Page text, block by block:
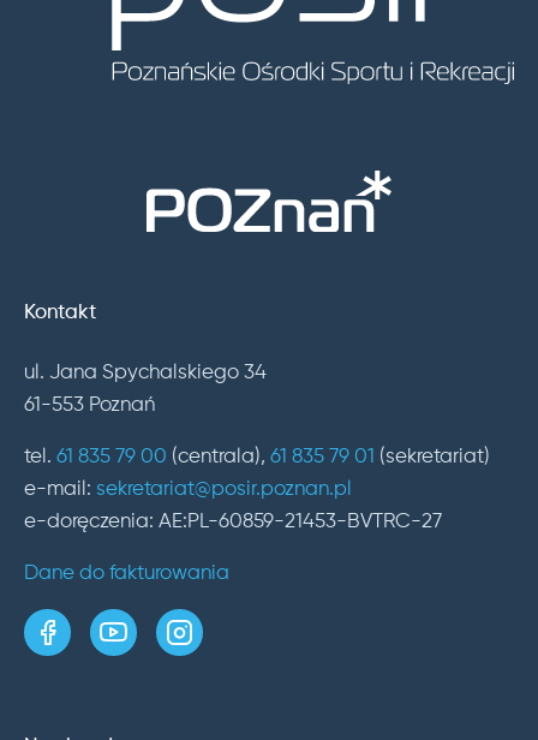
Kontakt
ul. Jana Spychalskiego 34
61-553 Poznań
tel. 61 835 79 00 (centrala), 61 835 79 01 (sekretariat)
e-mail: sekretariat@posir.poznan.pl
e-doręczenia: AE:PL-60859-21453-BVTRC-27
Dane do fakturowania
strona w serwisie Facebook
kanał w serwisie YouTube
profil w serwisie Instagram